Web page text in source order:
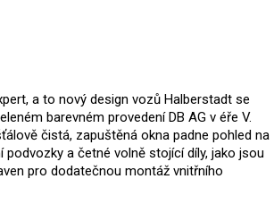
a to nový design vozů Halberstadt se
barevném provedení DB AG v éře V.
čistá, zapuštěná okna padne pohled na
a četné volně stojící díly, jako jsou
pro dodatečnou montáž vnitřního